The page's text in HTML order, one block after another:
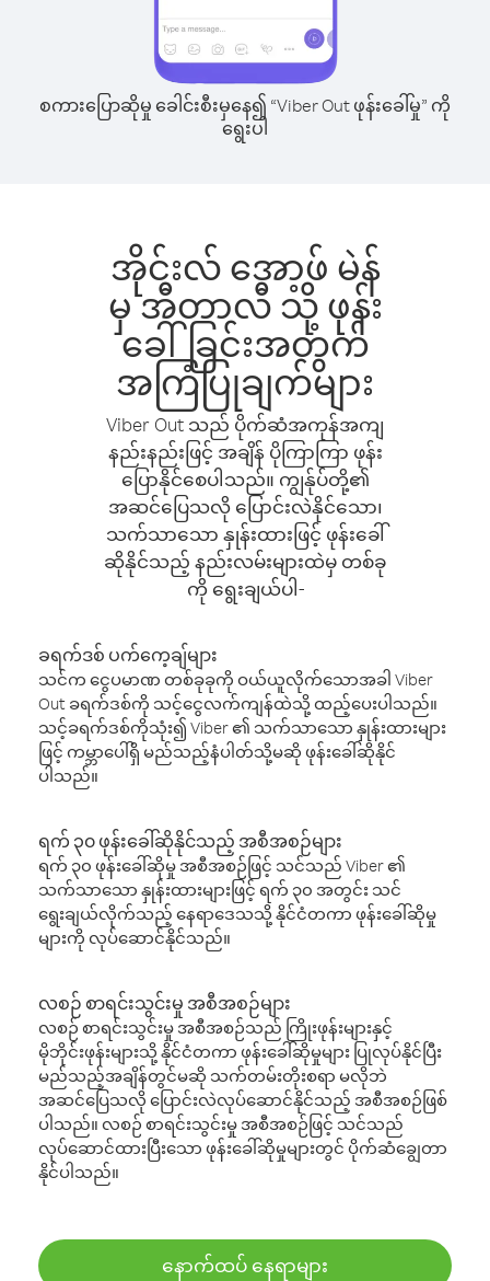
စကားပြောဆိုမှု ခေါင်းစီးမှနေ၍ “Viber Out ဖုန်းခေါ်မှု” ကို
ရွေးပါ
အိုင်းလ် အော့ဖ် မဲန်
မှ အီတာလီ သို့ ဖုန်း
ခေါ်ခြင်းအတွက်
အကြံပြုချက်များ
Viber Out သည် ပိုက်ဆံအကုန်အကျ
နည်းနည်းဖြင့် အချိန် ပိုကြာကြာ ဖုန်း
ပြောနိုင်စေပါသည်။ ကျွန်ုပ်တို့၏
အဆင်ပြေသလို ပြောင်းလဲနိုင်သော၊
သက်သာသော နှုန်းထားဖြင့် ဖုန်းခေါ်
ဆိုနိုင်သည့် နည်းလမ်းများထဲမှ တစ်ခု
ကို ရွေးချယ်ပါ-
ခရက်ဒစ် ပက်ကေ့ချ်များ
သင်က ငွေပမာဏ တစ်ခုခုကို ဝယ်ယူလိုက်သောအခါ Viber
Out ခရက်ဒစ်ကို သင့်ငွေလက်ကျန်ထဲသို့ ထည့်ပေးပါသည်။
သင့်ခရက်ဒစ်ကိုသုံး၍ Viber ၏ သက်သာသော နှုန်းထားများ
ဖြင့် ကမ္ဘာပေါ်ရှိ မည်သည့်နံပါတ်သို့မဆို ဖုန်းခေါ်ဆိုနိုင်
ပါသည်။
ရက် ၃၀ ဖုန်းခေါ်ဆိုနိုင်သည့် အစီအစဉ်များ
ရက် ၃၀ ဖုန်းခေါ်ဆိုမှု အစီအစဉ်ဖြင့် သင်သည် Viber ၏
သက်သာသော နှုန်းထားများဖြင့် ရက် ၃၀ အတွင်း သင်
ရွေးချယ်လိုက်သည့် နေရာဒေသသို့ နိုင်ငံတကာ ဖုန်းခေါ်ဆိုမှု
များကို လုပ်ဆောင်နိုင်သည်။
လစဉ် စာရင်းသွင်းမှု အစီအစဉ်များ
လစဉ် စာရင်းသွင်းမှု အစီအစဉ်သည် ကြိုးဖုန်းများနှင့်
မိုဘိုင်းဖုန်းများသို့ နိုင်ငံတကာ ဖုန်းခေါ်ဆိုမှုများ ပြုလုပ်နိုင်ပြီး
မည်သည့်အချိန်တွင်မဆို သက်တမ်းတိုးစရာ မလိုဘဲ
အဆင်ပြေသလို ပြောင်းလဲလုပ်ဆောင်နိုင်သည့် အစီအစဉ်ဖြစ်
ပါသည်။ လစဉ် စာရင်းသွင်းမှု အစီအစဉ်ဖြင့် သင်သည်
လုပ်ဆောင်ထားပြီးသော ဖုန်းခေါ်ဆိုမှုများတွင် ပိုက်ဆံချွေတာ
နိုင်ပါသည်။
နောက်ထပ် နေရာများ